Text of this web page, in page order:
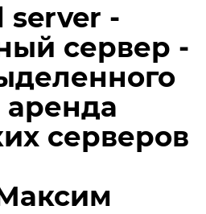
server -
сервер -
аренда
серверов